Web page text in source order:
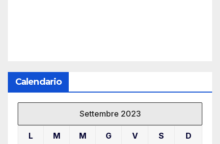
Calendario
Settembre 2023
L M M G V S D